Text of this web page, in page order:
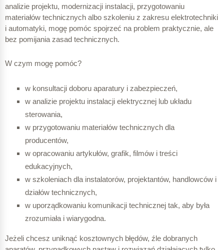
analizie projektu, modernizacji instalacji, przygotowaniu
materiałów technicznych albo szkoleniu z zakresu elektrotechniki
i automatyki, mogę pomóc spojrzeć na problem praktycznie, ale
bez pomijania zasad technicznych.
W czym mogę pomóc?
w konsultacji doboru aparatury i zabezpieczeń,
w analizie projektu instalacji elektrycznej lub układu
sterowania,
w przygotowaniu materiałów technicznych dla
producentów,
w opracowaniu artykułów, grafik, filmów i treści
edukacyjnych,
w szkoleniach dla instalatorów, projektantów, handlowców i
działów technicznych,
w uporządkowaniu komunikacji technicznej tak, aby była
zrozumiała i wiarygodna.
Jeżeli chcesz uniknąć kosztownych błędów, źle dobranych